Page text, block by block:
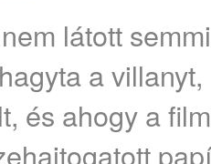
látott
a
és ahogy a